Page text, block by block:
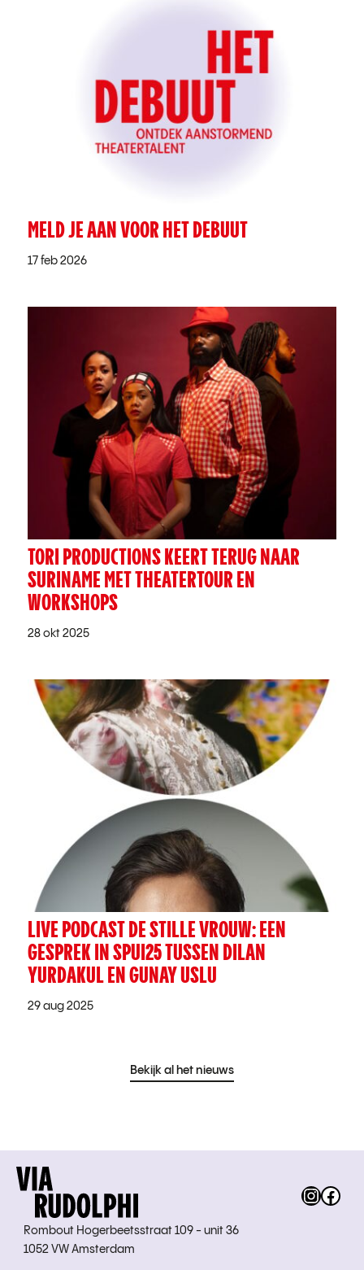
MELD JE AAN VOOR HET DEBUUT
17 feb 2026
TORI PRODUCTIONS KEERT TERUG NAAR
SURINAME MET THEATERTOUR EN
WORKSHOPS
28 okt 2025
LIVE PODCAST DE STILLE VROUW: EEN
GESPREK IN SPUI25 TUSSEN DILAN
YURDAKUL EN GUNAY USLU
29 aug 2025
Bekijk al het nieuws
Rombout Hogerbeetsstraat 109 - unit 36
1052 VW Amsterdam